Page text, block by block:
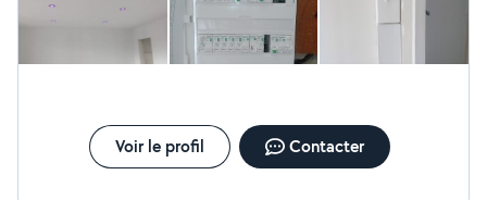
Voir le profil Contacter